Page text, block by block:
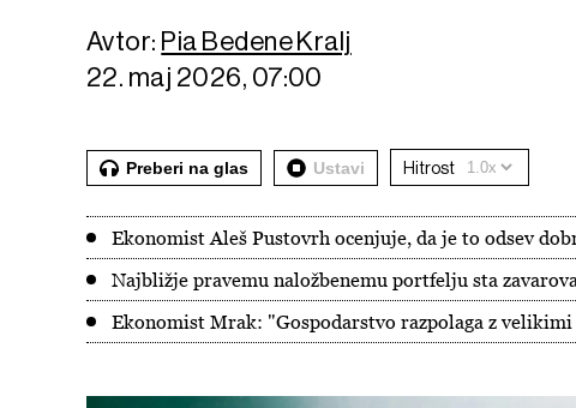
Avtor: Pia Bedene Kralj
22. maj 2026, 07:00
Preberi na glas Ustavi Hitrost
Ekonomist Aleš Pustovrh ocenjuje, da je to odsev
Najbližje pravemu naložbenemu portfelju sta
Ekonomist Mrak: "Gospodarstvo razpolaga z